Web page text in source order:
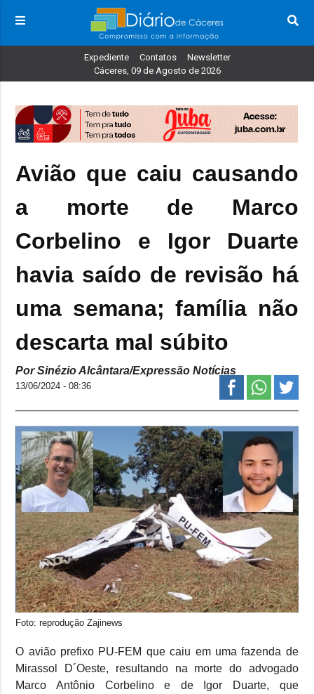
Expediente Contatos
Newsletter
Cáceres, 09 de Agosto de 2026
Avião que caiu causando
a morte de Marco
Corbelino e Igor Duarte
havia saído de revisão há
uma semana; família não
descarta mal súbito
Por Sinézio Alcântara/Expressão Notícias
13/06/2024 - 08:36
Foto: reprodução Zajinews
O avião prefixo PU-FEM que caiu em uma fazenda de
Mirassol D´Oeste, resultando na morte do advogado
Marco Antônio Corbelino e de Igor Duarte, que